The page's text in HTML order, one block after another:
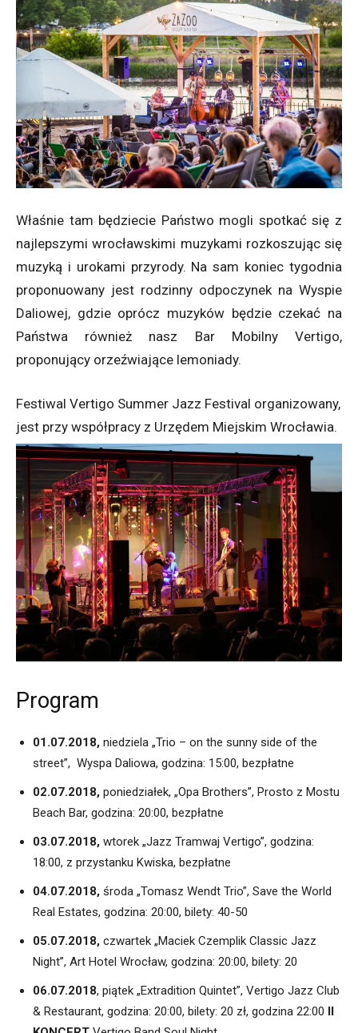
Właśnie tam będziecie Państwo mogli spotkać się z
najlepszymi wrocławskimi muzykami rozkoszując się
muzyką i urokami przyrody. Na sam koniec tygodnia
proponuowany jest rodzinny odpoczynek na Wyspie
Daliowej, gdzie oprócz muzyków będzie czekać na
Państwa również nasz Bar Mobilny Vertigo,
proponujący orzeźwiające lemoniady.
Festiwal Vertigo Summer Jazz Festival organizowany,
jest przy współpracy z Urzędem Miejskim Wrocławia.
Program
01.07.2018, niedziela „Trio – on the sunny side of the
street”, Wyspa Daliowa, godzina: 15:00, bezpłatne
02.07.2018, poniedziałek, „Opa Brothers”, Prosto z Mostu
Beach Bar, godzina: 20:00, bezpłatne
03.07.2018, wtorek „Jazz Tramwaj Vertigo”, godzina:
18:00, z przystanku Kwiska, bezpłatne
04.07.2018, środa „Tomasz Wendt Trio”, Save the World
Real Estates, godzina: 20:00, bilety: 40-50
05.07.2018, czwartek „Maciek Czemplik Classic Jazz
Night”, Art Hotel Wrocław, godzina: 20:00, bilety: 20
06.07.2018, piątek „Extradition Quintet”, Vertigo Jazz Club
& Restaurant, godzina: 20:00, bilety: 20 zł, godzina 22:00 II